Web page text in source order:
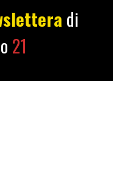
di
21